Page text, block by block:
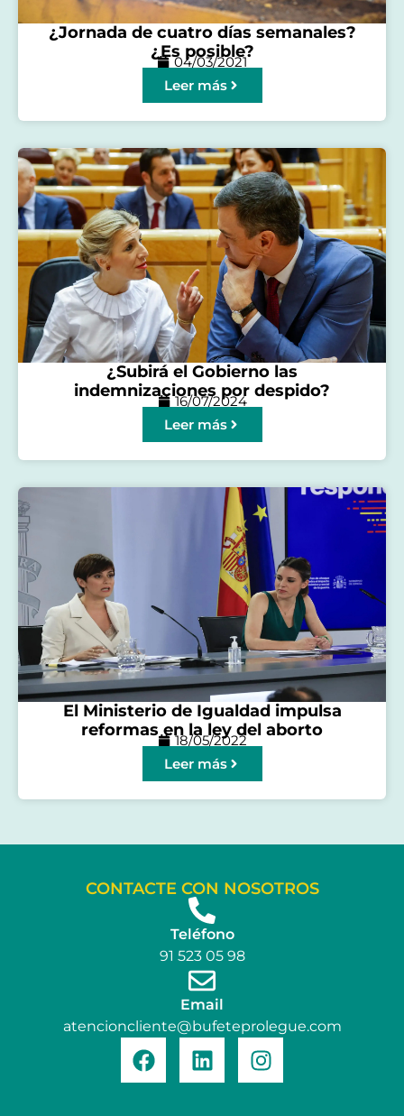
¿Jornada de cuatro días semanales?
¿Es posible?
04/03/2021
Leer más
¿Subirá el Gobierno las
indemnizaciones por despido?
16/07/2024
Leer más
El Ministerio de Igualdad impulsa
reformas en la ley del aborto
18/05/2022
Leer más
CONTACTE CON NOSOTROS
Teléfono
91 523 05 98
Email
atencioncliente@bufeteprolegue.com